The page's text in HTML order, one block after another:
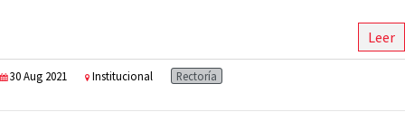
Leer
30 Aug 2021 Institucional Rectoría